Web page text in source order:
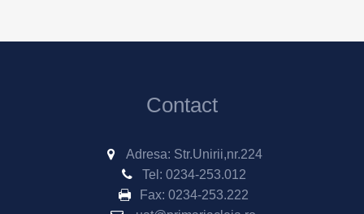
Contact
Adresa: Str.Unirii,nr.224
Tel: 0234-253.012
Fax: 0234-253.222